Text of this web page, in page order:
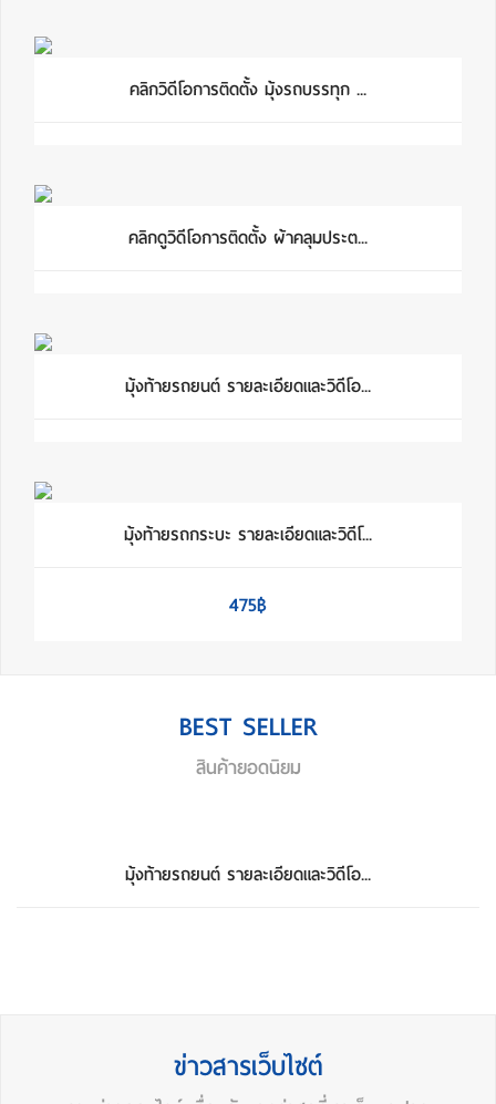
คลิกวิดีโอการติดตั้ง มุ้งรถบรรทุก ...
คลิกดูวิดีโอการติดตั้ง ผ้าคลุมประต...
มุ้งท้ายรถยนต์ รายละเอียดและวิดีโอ...
มุ้งท้ายรถกระบะ รายละเอียดและวิดีโ...
475฿
BEST SELLER
สินค้ายอดนิยม
มุ้งท้ายรถยนต์ รายละเอียดและวิดีโอ...
ข่าวสารเว็บไซต์